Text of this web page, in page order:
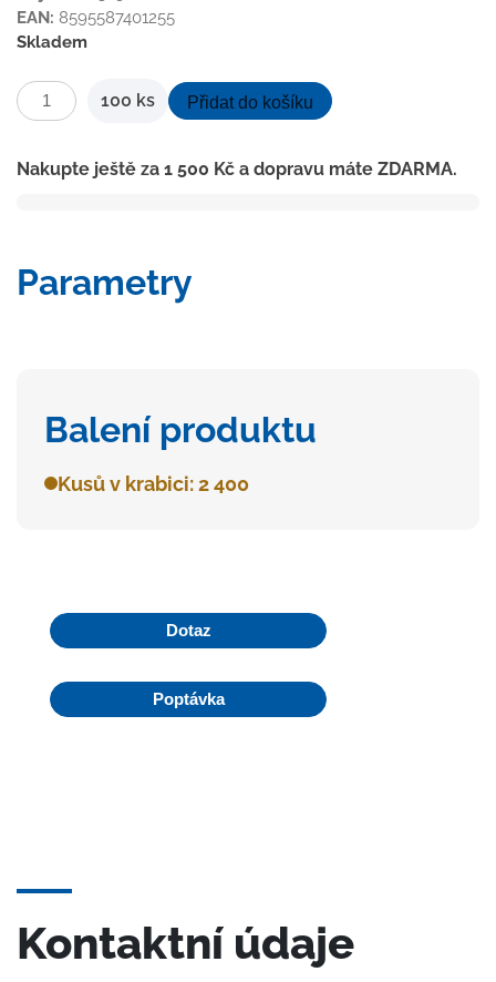
EAN: 8595587401255
Skladem
Natloukací
hmoždinka
FZM6
100 ks Přidat do košíku
Nakupte ještě za 1 500 Kč a dopravu máte ZDARMA.
Parametry
Balení produktu
Kusů v krabici: 2 400
Dotaz
Poptávka
Kontaktní údaje